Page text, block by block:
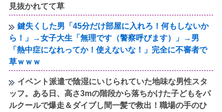
見抜かれてて草
鍵失くした男「45分だけ部屋に入れろ！何もしないか
ら！」→女子大生「無理です（警察呼びます）」→男
「熱中症になれってか！使えないな！」完全に不審者で
草ｗｗｗ
イベント派遣で陰湿にいじられていた地味な男性スタ
ッフ。ある日、高さ3mの階段から落ちかけた子どもをパ
ルクールで爆走＆ダイブし間一髪で救出！職場の手のひ